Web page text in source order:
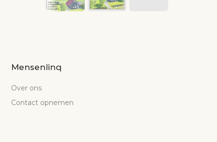
Mensenlinq
Over ons
Contact opnemen